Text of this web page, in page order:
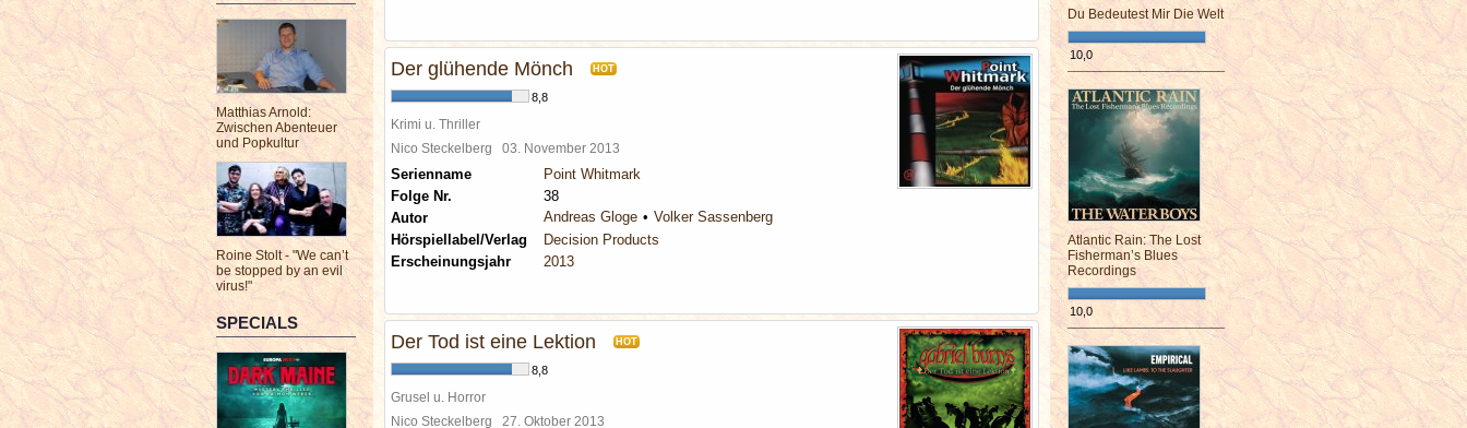
Matthias Arnold:
Zwischen Abenteuer
und Popkultur
Roine Stolt - "We can’t
be stopped by an evil
virus!"
SPECIALS
Der glühende Mönch HOT
8,8
Krimi u. Thriller
Nico Steckelberg 03. November 2013
Serienname
Point Whitmark
Folge Nr.
38
Autor
Andreas Gloge
Volker Sassenberg
Hörspiellabel/Verlag
Decision Products
Erscheinungsjahr
2013
Der Tod ist eine Lektion HOT
8,8
Grusel u. Horror
Nico Steckelberg 27. Oktober 2013
Du Bedeutest Mir Die Welt
10,0
¯¯¯¯¯¯¯¯¯¯¯¯¯¯¯¯¯¯¯¯¯¯¯¯
Atlantic Rain: The Lost
Fisherman’s Blues
Recordings
10,0
¯¯¯¯¯¯¯¯¯¯¯¯¯¯¯¯¯¯¯¯¯¯¯¯